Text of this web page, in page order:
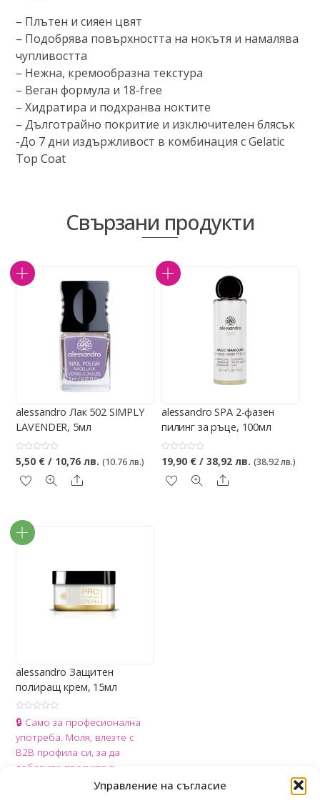
Управление на съгласие
– Плътен и сияен цвят
– Подобрява повърхността на нокътя и намалява
чупливостта
– Нежна, кремообразна текстура
– Веган формула и 18-free
– Хидратира и подхранва ноктите
– Дълготрайно покритие и изключителен блясък
-До 7 дни издържливост в комбинация с Gelatic
Top Coat
Свързани продукти
alessandro Лак 502 SIMPLY
LAVENDER, 5мл
О
ц
н
0
т
5
5,50 € / 10,76 лв.(10.76 лв.)
Share
alessandro SPA 2-фазен
пилинг за ръце, 100мл
О
ц
19,90 €/ 38,92 лв. (38.92 лв.)
Share
alessandro Защитен
полиращ крем, 15мл
О
ц
н
е
н
🔒 Само за професионална
употреба. Моля, влезте с
B2B профила си, за да
добавите продукта в